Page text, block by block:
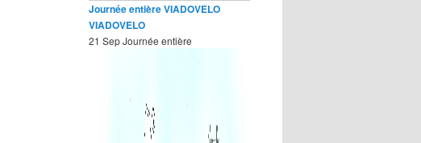
Journée entièreVIADOVELO
VIADOVELO
21 SepJournée entière